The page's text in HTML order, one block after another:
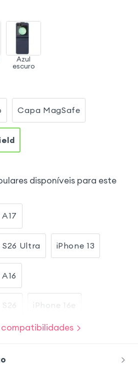
Azul
escuro
Capa MagSafe
disponíveis para este
Ultra iPhone 13
iPhone 16e
17 Pro